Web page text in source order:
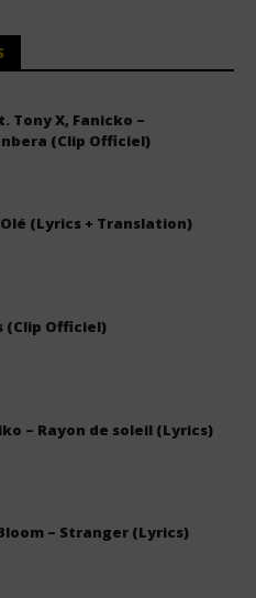
Tony X, Fanicko –
(Clip Officiel)
Olé (Lyrics + Translation)
(Clip Officiel)
– Rayon de soleil (Lyrics)
– Stranger (Lyrics)